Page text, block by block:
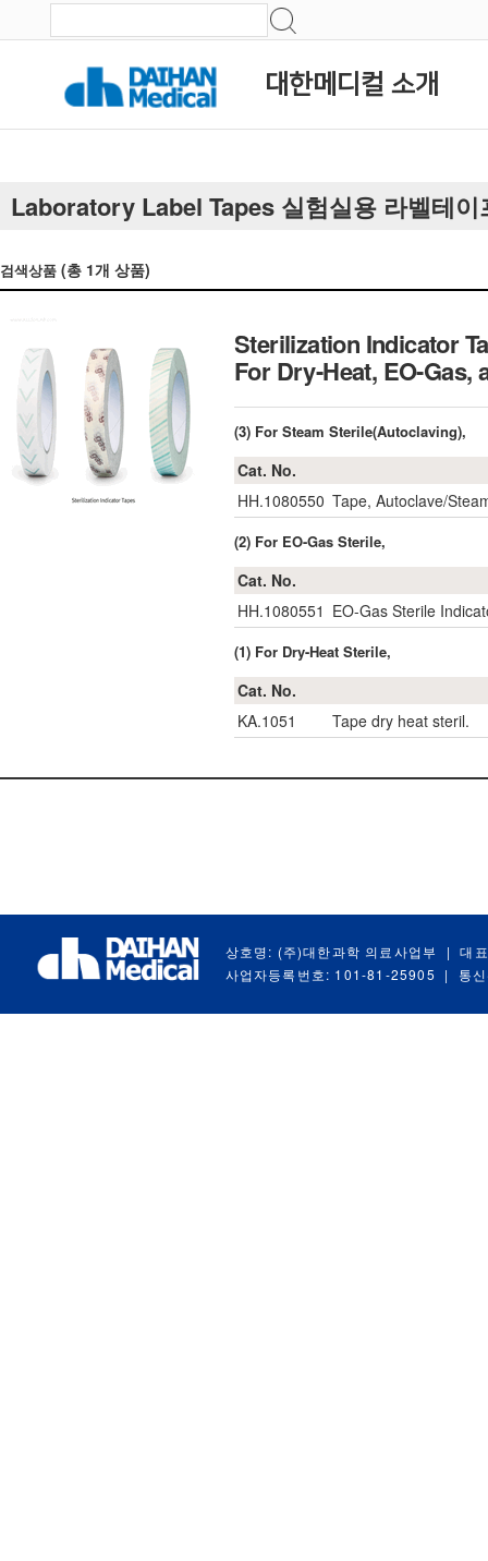
대한메디컬 소개
Laboratory Label Tapes 실험실용 라벨테이
검색상품 (총 1개 상품)
Sterilization Indicator
For Dry-Heat, EO-Gas,
(3) For Steam Sterile(Autoclaving),
Cat. No.
HH.1080550 Tape, Autoclave/
(2) For EO-Gas Sterile,
Cat. No.
HH.1080551 EO-Gas Sterile
(1) For Dry-Heat Sterile,
Cat. No.
KA.1051
Tape dry heat steril.
상호명: (주)대한과학 의료사업부 |
대
사업자등록번호: 101-81-25905
| 통